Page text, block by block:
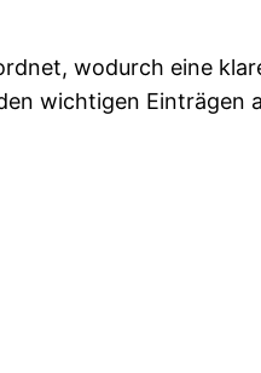
wodurch eine
wichtigen